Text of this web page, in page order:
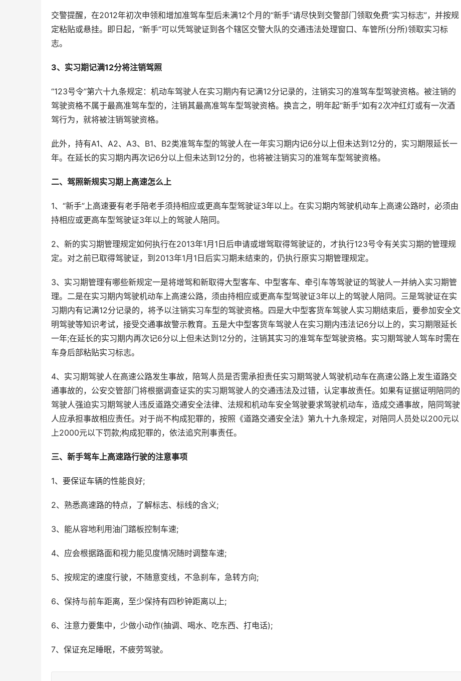
交警提醒，在2012年初次申领和增加准驾车型后未满12个月的“新手”请尽快到交警部门领取免费“实习标志”，并按规
定粘贴或悬挂。即日起，“新手”可以凭驾驶证到各个辖区交警大队的交通违法处理窗口、车管所(分所)领取实习标
志。
3、实习期记满12分将注销驾照
“123号令”第六十九条规定：机动车驾驶人在实习期内有记满12分记录的，注销实习的准驾车型驾驶资格。被注销的
驾驶资格不属于最高准驾车型的，注销其最高准驾车型驾驶资格。换言之，明年起“新手”如有2次冲红灯或有一次酒
驾行为，就将被注销驾驶资格。
此外，持有A1、A2、A3、B1、B2类准驾车型的驾驶人在一年实习期内记6分以上但未达到12分的，实习期限延长一
年。在延长的实习期内再次记6分以上但未达到12分的，也将被注销实习的准驾车型驾驶资格。
二、驾照新规实习期上高速怎么上
1、“新手”上高速要有老手陪老手须持相应或更高车型驾驶证3年以上。在实习期内驾驶机动车上高速公路时，必须由
持相应或更高车型驾驶证3年以上的驾驶人陪同。
2、新的实习期管理规定如何执行在2013年1月1日后申请或增驾取得驾驶证的，才执行123号令有关实习期的管理规
定。对之前已取得驾驶证，到2013年1月1日后实习期未结束的，仍执行原实习期管理规定。
3、实习期管理有哪些新规定一是将增驾和新取得大型客车、中型客车、牵引车等驾驶证的驾驶人一并纳入实习期管
理。二是在实习期内驾驶机动车上高速公路，须由持相应或更高车型驾驶证3年以上的驾驶人陪同。三是驾驶证在实
习期内有记满12分记录的，将予以注销实习车型的驾驶资格。四是大中型客货车驾驶人实习期结束后，要参加安全文
明驾驶等知识考试，接受交通事故警示教育。五是大中型客货车驾驶人在实习期内违法记6分以上的，实习期限延长
一年;在延长的实习期内再次记6分以上但未达到12分的，注销其实习的准驾车型驾驶资格。实习期驾驶人驾车时需在
车身后部粘贴实习标志。
4、实习期驾驶人在高速公路发生事故，陪驾人员是否需承担责任实习期驾驶人驾驶机动车在高速公路上发生道路交
通事故的，公安交管部门将根据调查证实的实习期驾驶人的交通违法及过错，认定事故责任。如果有证据证明陪同的
驾驶人强迫实习期驾驶人违反道路交通安全法律、法规和机动车安全驾驶要求驾驶机动车，造成交通事故，陪同驾驶
人应承担事故相应责任。对于尚不构成犯罪的，按照《道路交通安全法》第九十九条规定，对陪同人员处以200元以
上2000元以下罚款;构成犯罪的，依法追究刑事责任。
三、新手驾车上高速路行驶的注意事项
1、要保证车辆的性能良好;
2、熟悉高速路的特点，了解标志、标线的含义;
3、能从容地利用油门踏板控制车速;
4、应会根据路面和视力能见度情况随时调整车速;
5、按规定的速度行驶，不随意变线，不急刹车，急转方向;
6、保持与前车距离，至少保持有四秒钟距离以上;
6、注意力要集中，少做小动作(抽调、喝水、吃东西、打电话);
7、保证充足睡眠，不疲劳驾驶。